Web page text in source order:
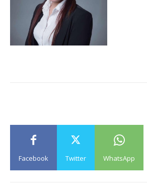
Facebook Twitter WhatsApp